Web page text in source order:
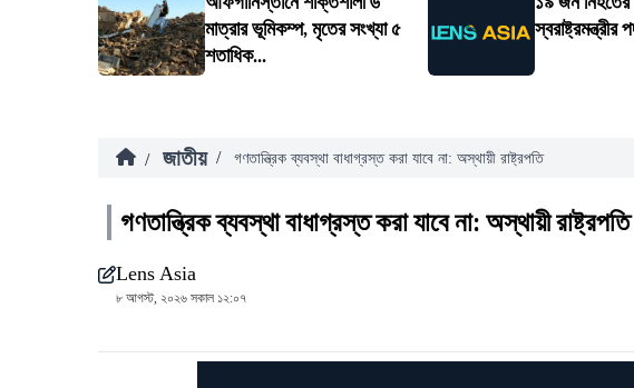
মাত্রার ভূমিকম্প, মৃতের সংখ্যা ৫
শতাধিক...
স্বরাষ্ট্রমন্ত্রীর
/ জাতীয় / গণতান্ত্রিক ব্যবস্থা বাধাগ্রস্ত করা যাবে না: অস্থায়ী রাষ্ট্রপতি
গণতান্ত্রিক ব্যবস্থা বাধাগ্রস্ত করা যাবে না: অস্থায়ী রাষ্ট্রপতি
Lens Asia
৮ আগস্ট, ২০২৬ সকাল ১২:০৭